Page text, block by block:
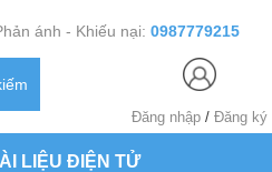
ánh - Khiếu nại: 0987779215
Đăng nhập/ Đăng ký
LIỆU ĐIỆN TỬ